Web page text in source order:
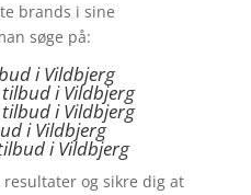
brands i sine
søge på:
i Vildbjerg
i Vildbjerg
i Vildbjerg
i Vildbjerg
i Vildbjerg
og sikre dig at